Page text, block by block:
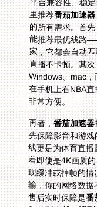
里推荐番茄加速器
的所有需求。首
非常方便。
再者，番茄加速器
售后实时保障是番